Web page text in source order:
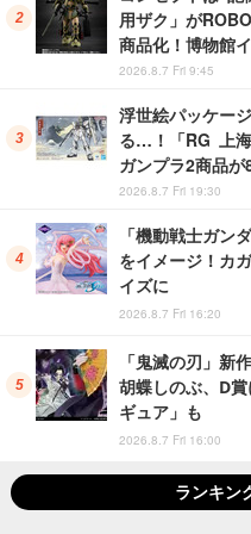
用ザク」が
商品化！博物館
2026.8.7 Fri 9:45
浮世絵パッケー
る…！「RG 上
ガンプラ2商品が
2026.8.7 Fri 19:30
「機動戦士ガン
をイメージ！カ
イズに
2026.8.7 Fri 16:20
「鬼滅の刃」新
胡蝶しのぶ、D
ギュア」も
2026.8.7 Fri 16:00
ランキン